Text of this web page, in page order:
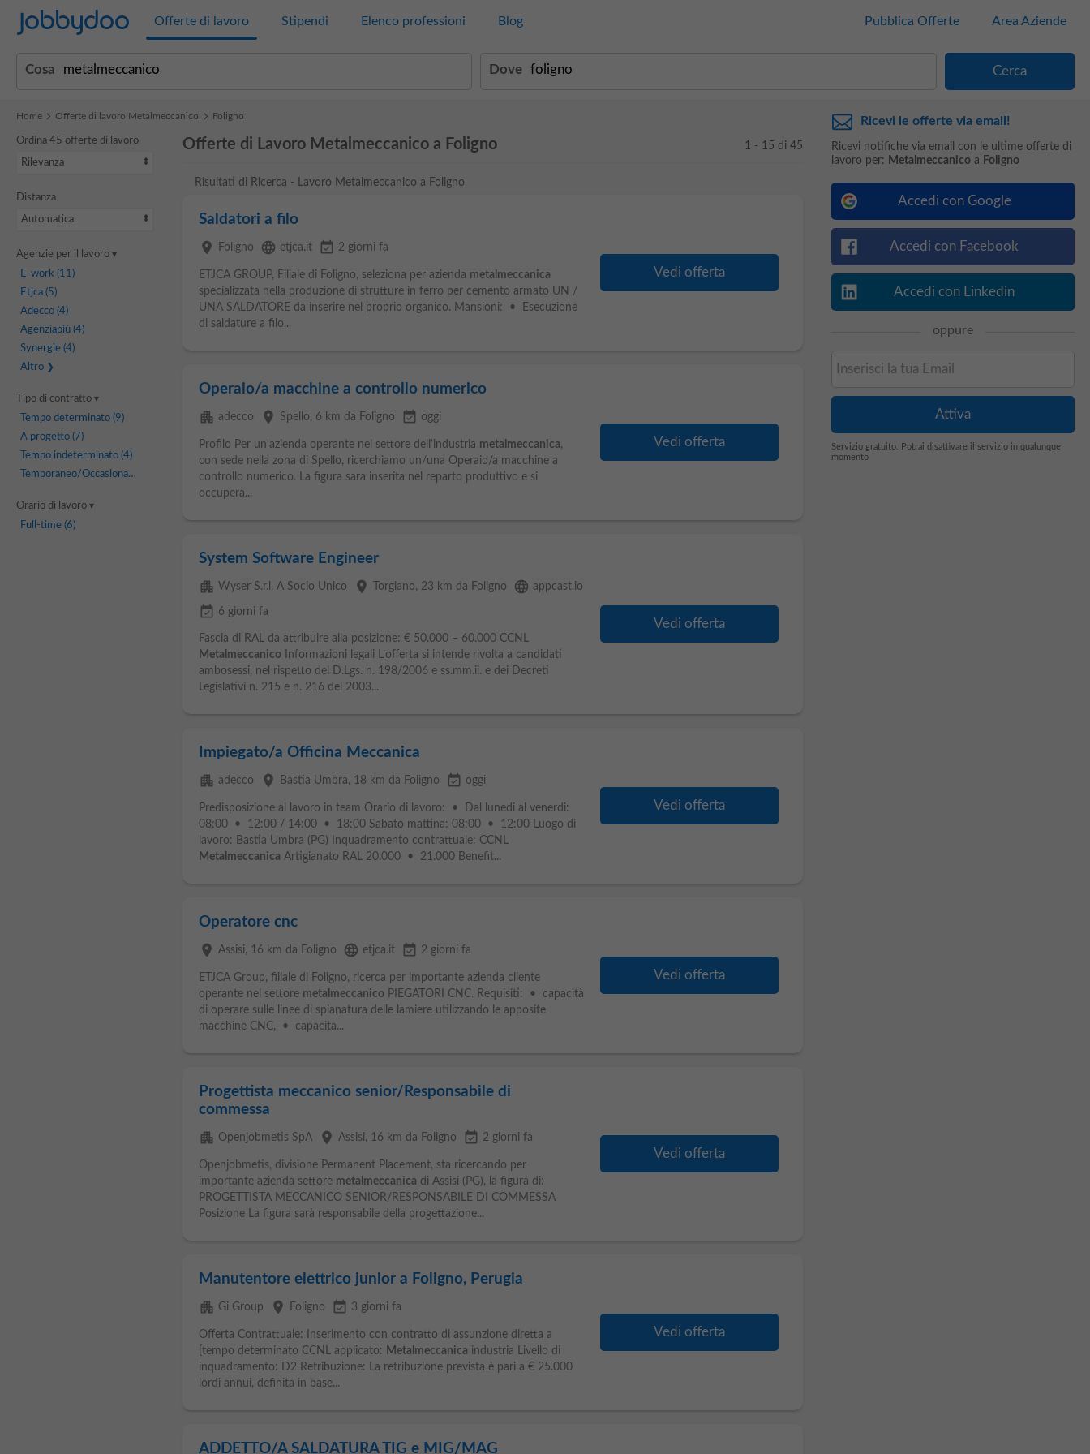
Jobbydoo Offerte di lavoro Stipendi Elenco professioni Blog Pubblica Offerte Area Aziende
Cosa Dove
Home Offerte di lavoro Metalmeccanico Foligno
Ordina 45 offerte di lavoro
Rilevanza
Distanza
Automatica
Agenzie per il lavoro
E-work (11)
Etjca(5)
Adecco(4)
Agenziapiù(4)
Synergie(4)
Altro
Tipo di contratto
Tempo determinato(9)
A progetto(7)
Tempo indeterminato(4)
Temporaneo/Occasionale
Orario di lavoro
Full-time(6)
Offerte di Lavoro Metalmeccanico a Foligno 1 - 15 di 45
Risultati di Ricerca - Lavoro Metalmeccanico a Foligno
Saldatori a filo
place Foligno language etjca.it event_available 2 giorni fa
ETJCA GROUP, Filiale di Foligno, seleziona per azienda metalmeccanica
specializzata nella produzione di strutture in ferro per cemento armato UN /
UNA SALDATORE da inserire nel proprio organico. Mansioni: • Esecuzione
di saldature a filo...
Vedi offerta
Operaio/a macchine a controllo numerico
apartment adecco place Spello, 6 km da Foligno event_available oggi
Profilo Per un'azienda operante nel settore dell'industria metalmeccanica,
con sede nella zona di Spello, ricerchiamo un/una Operaio/a macchine a
controllo numerico. La figura sara inserita nel reparto produttivo e si
occupera...
Vedi offerta
System Software Engineer
apartment Wyser S.r.l. A Socio Unico place Torgiano, 23 km da Foligno language appcast.io
event_available 6 giorni fa
Fascia di RAL da attribuire alla posizione: € 50.000 – 60.000 CCNL
MetalmeccanicoInformazioni legali L’offerta si intende rivolta a candidati
ambosessi, nel rispetto del D.Lgs. n. 198/2006 e ss.mm.ii. e dei Decreti
Legislativi n. 215 e n. 216 del 2003...
Vedi offerta
Impiegato/a Officina Meccanica
apartment adecco place Bastia Umbra, 18 km da Foligno event_available oggi
Predisposizione al lavoro in team Orario di lavoro: • Dal lunedi al venerdi:
08:00 • 12:00 / 14:00 • 18:00 Sabato mattina: 08:00 • 12:00 Luogo di
lavoro: Bastia Umbra (PG) Inquadramento contrattuale: CCNL
Metalmeccanica Artigianato RAL 20.000 • 21.000 Benefit...
Vedi offerta
Operatore cnc
place Assisi, 16 km da Foligno language etjca.it event_available 2 giorni fa
ETJCA Group, filiale di Foligno, ricerca per importante azienda cliente
operante nel settore metalmeccanicoPIEGATORI CNC. Requisiti: • capacità
di operare sulle linee di spianatura delle lamiere utilizzando le apposite
macchine CNC, • capacita...
Vedi offerta
Progettista meccanico senior/Responsabile di
commessa
apartment Openjobmetis SpA place Assisi, 16 km da Foligno event_available 2 giorni fa
Openjobmetis, divisione Permanent Placement, sta ricercando per
importante azienda settore metalmeccanica di Assisi (PG), la figura di:
PROGETTISTA MECCANICO SENIOR/RESPONSABILE DI COMMESSA
Posizione La figura sarà responsabile della progettazione...
Vedi offerta
Manutentore elettrico junior a Foligno, Perugia
apartment Gi Group place Foligno event_available 3 giorni fa
Offerta Contrattuale: Inserimento con contratto di assunzione diretta a
[tempo determinato CCNL applicato:
Metalmeccanica industria Livello di
inquadramento: D2 Retribuzione: La retribuzione prevista è pari a € 25.000
lordi annui, definita in base...
Vedi offerta
ADDETTO/A SALDATURA TIG e MIG/MAG
Ricevi le offerte via email!
Ricevi notifiche via email con le ultime offerte di
lavoro per: Metalmeccanicoa Foligno
Accedi con Google
Accedi con Facebook
Accedi con Linkedin
oppure
Servizio gratuito. Potrai disattivare il servizio in qualunque
momento